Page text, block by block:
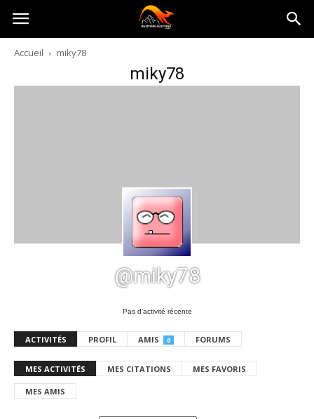
Australia-
australie.com
Accueil miky78
miky78
@miky78
Pas d’activité récente
ACTIVITÉS PROFIL AMIS 0 FORUMS
MES ACTIVITÉS MES CITATIONS MES FAVORIS
MES AMIS